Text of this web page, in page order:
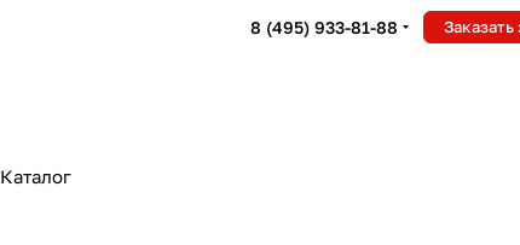
8 (495) 933-81-88 Заказать
Каталог